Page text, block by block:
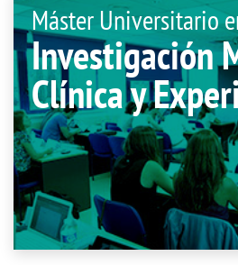
Máster Universitario
Investigación
Clínica y